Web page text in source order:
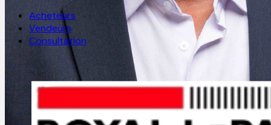
Acheteurs
Vendeurs
Consultation